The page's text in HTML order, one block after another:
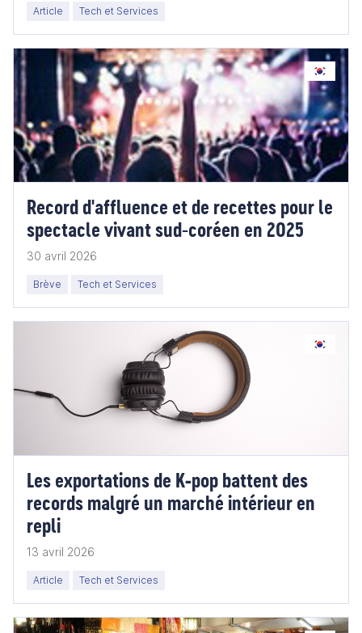
Article Tech et Services
Record d'affluence et de recettes pour le
spectacle vivant sud-coréen en 2025
30 avril 2026
Brève Tech et Services
Les exportations de K‑pop battent des
records malgré un marché intérieur en
repli
13 avril 2026
Article Tech et Services